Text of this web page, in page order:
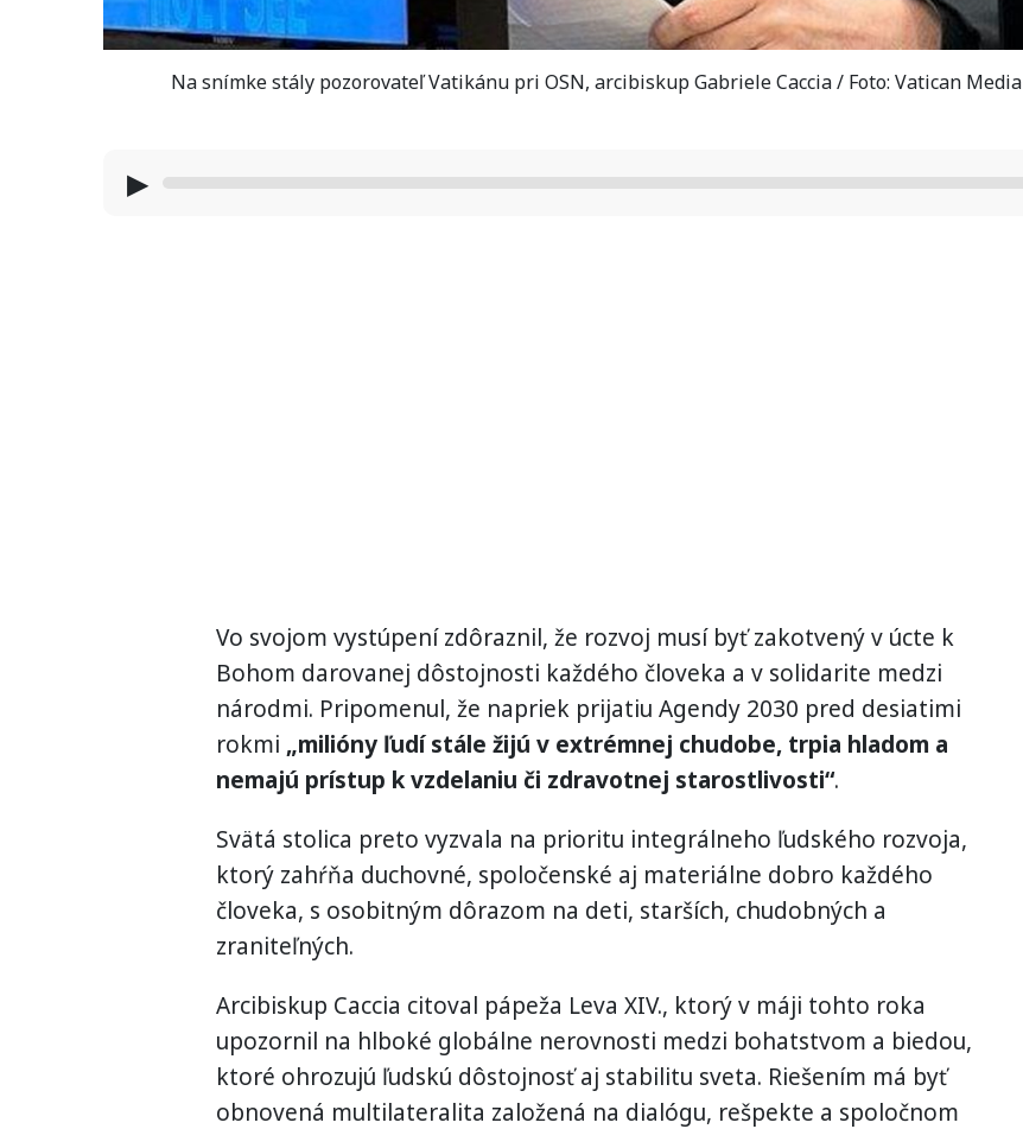
Na snímke stály pozorovateľ Vatikánu pri OSN, arcibiskup Gabriele Caccia / Foto: Vatican Media
▶
Vo svojom vystúpení zdôraznil, že rozvoj musí byť zakotvený v úcte k
Bohom darovanej dôstojnosti každého človeka a v solidarite medzi
národmi. Pripomenul, že napriek prijatiu Agendy 2030 pred desiatimi
rokmi „milióny ľudí stále žijú v extrémnej chudobe, trpia hladom a
nemajú prístup k vzdelaniu či zdravotnej starostlivosti“.
Svätá stolica preto vyzvala na prioritu integrálneho ľudského rozvoja,
ktorý zahŕňa duchovné, spoločenské aj materiálne dobro každého
človeka, s osobitným dôrazom na deti, starších, chudobných a
zraniteľných.
Arcibiskup Caccia citoval pápeža Leva XIV., ktorý v máji tohto roka
upozornil na hlboké globálne nerovnosti medzi bohatstvom a biedou,
ktoré ohrozujú ľudskú dôstojnosť aj stabilitu sveta. Riešením má byť
obnovená multilateralita založená na dialógu, rešpekte a spoločnom